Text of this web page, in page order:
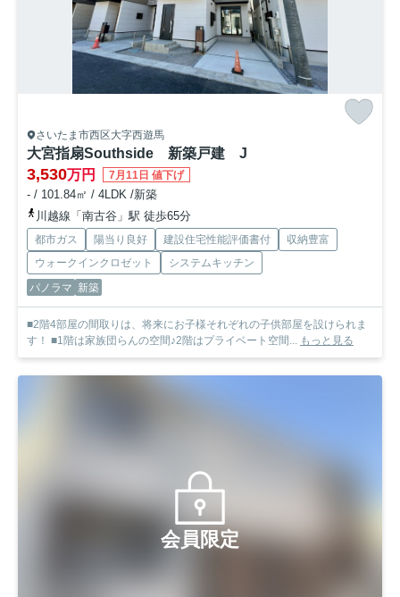
さいたま市西区大字西遊馬
大宮指扇Southside 新築戸建 J
3,530万円 7月11日 値下げ
- / 101.84㎡ / 4LDK /新築
川越線「南古谷」駅 徒歩65分
都市ガス 陽当り良好 建設住宅性能評価書付
収納豊富
ウォークインクロゼット
システムキッチン
パノラマ 新築
■2階4部屋の間取りは、将来にお子様それぞれの子供部屋を設けられま
す！ ■1階は家族団らんの空間♪2階はプライベート空間... もっと見る
会員限定